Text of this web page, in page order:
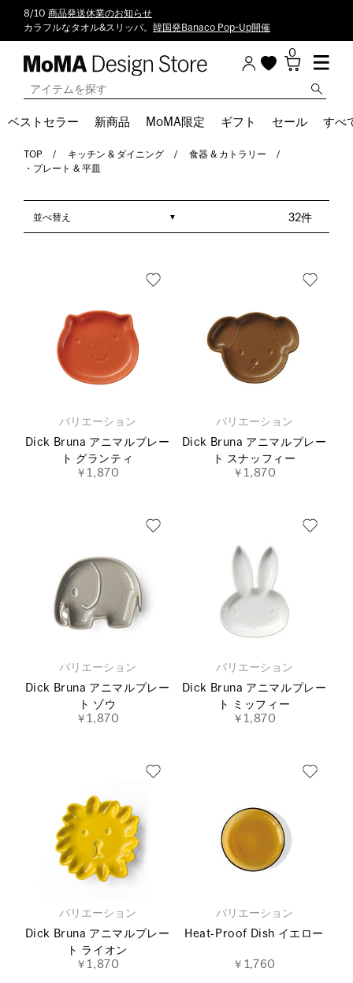
8/10 商品発送休業のお知らせ
カラフルなタオル&スリッパ。 韓国発Banaco Pop-Up開催
0
ベストセラー 新商品 MoMA限定 ギフト セール すべ
TOP キッチン & ダイニング
食器 & カトラリー
・プレート & 平皿
32件
並べ替え
バリエーション
Dick Bruna アニマルプレー
ト グランティ
￥1,870
バリエーション
Dick Bruna アニマルプレー
ト スナッフィー
￥1,870
バリエーション
Dick Bruna アニマルプレー
ト ゾウ
￥1,870
バリエーション
Dick Bruna アニマルプレー
ト ミッフィー
￥1,870
バリエーション
Dick Bruna アニマルプレー
ト ライオン
￥1,870
バリエーション
Heat‐Proof Dish イエロー
￥1,760